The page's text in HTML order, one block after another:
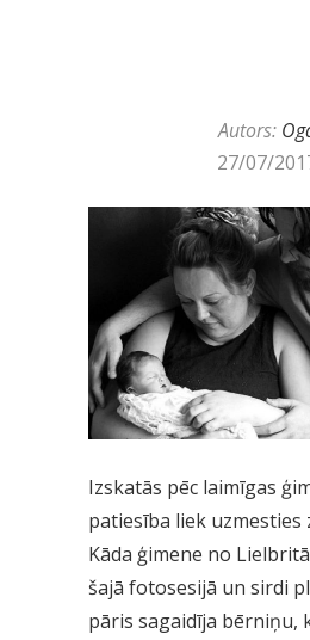
Autors:
27/07/
Izskatās pēc laimīgas
patiesība liek uzmesties
Kāda ģimene no
šajā fotosesijā un sirdi
pāris sagaidīja bērniņu,